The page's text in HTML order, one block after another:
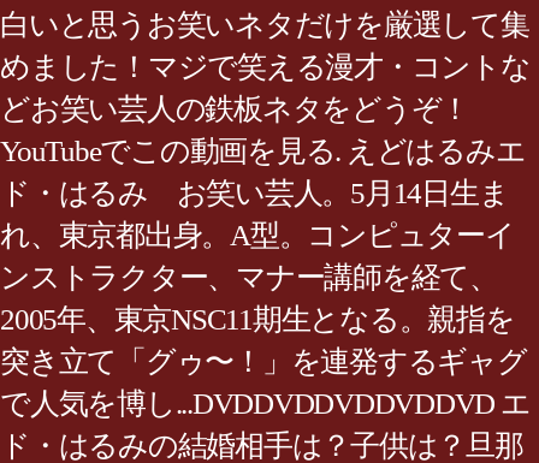
白いと思うお笑いネタだけを厳選して集
めました！マジで笑える漫才・コントな
どお笑い芸人の鉄板ネタをどうぞ！
YouTubeでこの動画を見る. えどはるみエ
ド・はるみ お笑い芸人。5月14日生ま
れ、東京都出身。A型。コンピュターイ
ンストラクター、マナー講師を経て、
2005年、東京NSC​11期生となる。親指を
突き立て「グゥ〜！」を連発するギャグ
で人気を博し...DVDDVDDVDDVDDVD エ
ド・はるみの結婚相手は？子供は？旦那